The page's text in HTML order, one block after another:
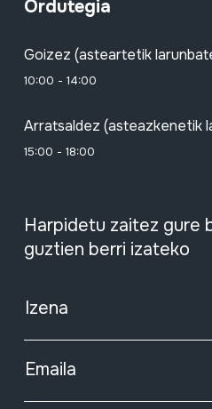
Ordutegia
Goizez (asteartetik
10:00 - 14:00
Arratsaldez (asteazkenetik
15:00 - 18:00
Harpidetu zaitez gure
guztien berri izateko
Izena
Emaila